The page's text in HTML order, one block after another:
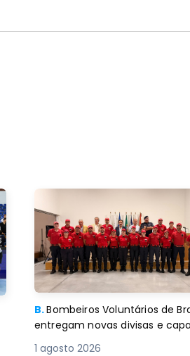
B.Bombeiros Voluntários de
entregam novas divisas e
1 agosto 2026